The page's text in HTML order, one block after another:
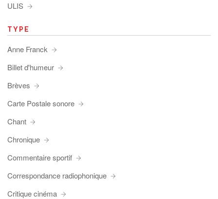
ULIS
TYPE
Anne Franck
Billet d'humeur
Brèves
Carte Postale sonore
Chant
Chronique
Commentaire sportif
Correspondance radiophonique
Critique cinéma